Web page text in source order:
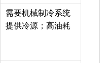
需要机械制冷系统
提供冷源；高油耗